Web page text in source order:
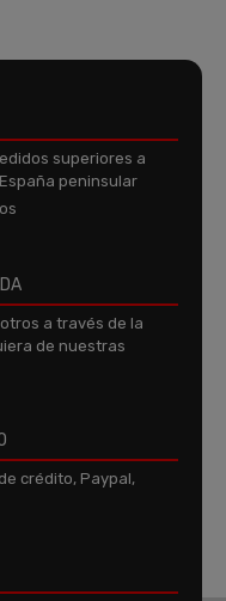
superiores a
peninsular
a través de la
de nuestras
crédito, Paypal,